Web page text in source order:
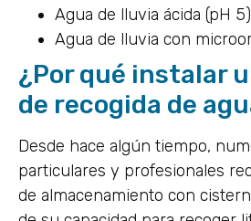
Agua de lluvia ácida (pH
Agua de lluvia con
¿Por qué instalar
de recogida de
Desde hace algún tiempo,
particulares y profesionales
de almacenamiento con